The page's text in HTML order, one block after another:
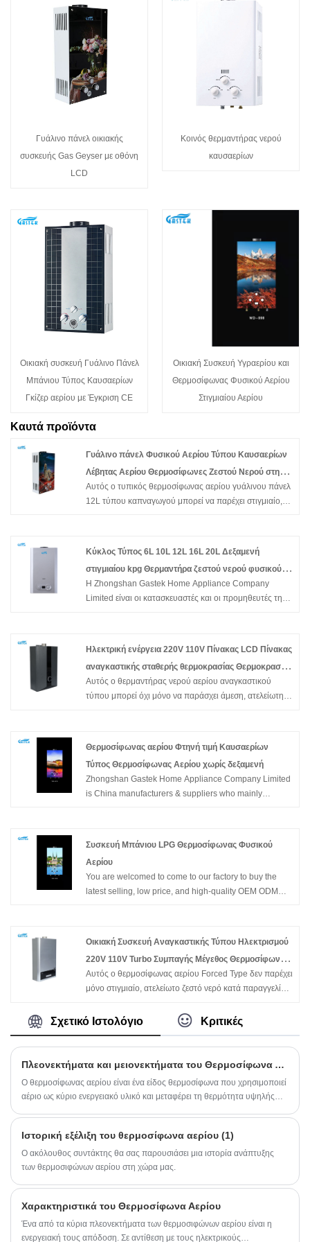
Γυάλινο πάνελ οικιακής
συσκευής Gas Geyser με οθόνη
LCD
Κοινός θερμαντήρας νερού
καυσαερίων
Οικιακή συσκευή Γυάλινο Πάνελ
Μπάνιου Τύπος Καυσαερίων
Γκίζερ αερίου με Έγκριση CE
Οικιακή Συσκευή Υγραερίου και
Θερμοσίφωνας Φυσικού Αερίου
Στιγμιαίου Αερίου
Καυτά προϊόντα
Γυάλινο πάνελ Φυσικού Αερίου Τύπου Καυσαερίων
Λέβητας Αερίου Θερμοσίφωνες Ζεστού Νερού στην
Κουζίνα
Αυτός ο τυπικός θερμοσίφωνας αερίου γυάλινου πάνελ
12L τύπου καπναγωγού μπορεί να παρέχει στιγμιαίο,
φλόγες, η προστασία από αστοχία ανάφλεξης, η
αντιψυκτική προστασία, η προστασία από
υπερθέρμανση κ.λπ. μπορούν να εξασφαλίσουν την
ασφάλεια της οικογένειας. Γυάλινο πάνελ Φυσικού
Κύκλος Τύπος 6L 10L 12L 16L 20L Δεξαμενή
στιγμιαίου kpg Θερμαντήρα ζεστού νερού φυσικού
αερίου για ντους
Η Zhongshan Gastek Home Appliance Company
Limited είναι οι κατασκευαστές και οι προμηθευτές της
να οικοδομήσουμε επιχειρηματικές σχέσεις μαζί σας.
Ηλεκτρική ενέργεια 220V 110V Πίνακας LCD Πίνακας
αναγκαστικής σταθερής θερμοκρασίας Θερμοκρασία
νερού νερού νερού
Αυτός ο θερμαντήρας νερού αερίου αναγκαστικού
τύπου μπορεί όχι μόνο να παράσχει άμεση, ατελείωτη,
από φλόγα, προστασία αποτυχίας ανάφλεξης,
προστασία κατά της κατάψυξης, προστασία
υπερθέρμανσης κ.λπ. μπορεί να εξασφαλίσει την εικόνα
της οικογένειας. Κίνα καυτή πώληση υψηλής ποιότητας
Θερμοκρασία νερού νερού νερού
Θερμοσίφωνας αερίου Φτηνή τιμή Καυσαερίων
Τύπος Θερμοσίφωνας Αερίου χωρίς δεξαμενή
Zhongshan Gastek Home Appliance Company Limited
is China manufacturers & suppliers who mainly
Συσκευή Μπάνιου LPG Θερμοσίφωνας Φυσικού
Αερίου
You are welcomed to come to our factory to buy the
latest selling, low price, and high-quality OEM ODM
Οικιακή Συσκευή Αναγκαστικής Τύπου Ηλεκτρισμού
220V 110V Turbo Συμπαγής Μέγεθος Θερμοσίφωνας
Αερίου χωρίς Δεξαμενή για Ντους
Αυτός ο θερμοσίφωνας αερίου Forced Type δεν παρέχει
μόνο στιγμιαίο, ατελείωτο ζεστό νερό κατά παραγγελία,
τοποθετημένο στον τοίχο, συμπαγούς μεγέθους και
προστασία από αστοχία ανάφλεξης, αντιπαγωτική
προστασία, προστασία υπερθέρμανσης κ.λπ. μπορούν
προϊόντος. Οικιακή Συσκευή Αναγκαστικής Τύπου
Θερμοσίφωνας Αερίου χωρίς Δεξαμενή για Ντους
Σχετικό Ιστολόγιο Κριτικές
Πλεονεκτήματα και μειονεκτήματα του Θερμοσίφωνα Αερίου
Ο θερμοσίφωνας αερίου είναι ένα είδος θερμοσίφωνα που χρησιμοποιεί
αέριο ως κύριο ενεργειακό υλικό και μεταφέρει τη θερμότητα υψηλής
παρασκευής ζεστού νερού.
Ιστορική εξέλιξη του θερμοσίφωνα αερίου (1)
Ο ακόλουθος συντάκτης θα σας παρουσιάσει μια ιστορία ανάπτυξης
των θερμοσιφώνων αερίου στη χώρα μας.
Χαρακτηριστικά του Θερμοσίφωνα Αερίου
Ένα από τα κύρια πλεονεκτήματα των θερμοσιφώνων αερίου είναι η
ενεργειακή τους απόδοση. Σε αντίθεση με τους ηλεκτρικούς